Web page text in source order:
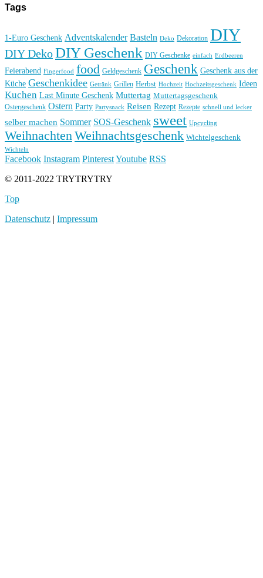
Tags
1-Euro Geschenk Adventskalender Basteln Deko Dekoration DIY
DIY DekoDIY Geschenk DIY Geschenke einfach Erdbeeren
Feierabend Fingerfood food Geldgeschenk Geschenk Geschenk aus der
Küche Geschenkidee Getränk Grillen Herbst Hochzeit Hochzeitsgeschenk Ideen
Kuchen Last Minute Geschenk Muttertag Muttertagsgeschenk
Ostergeschenk Ostern Party Partysnack Reisen Rezept Rezepte schnell und lecker
selber machen Sommer SOS-Geschenk sweet Upcycling
WeihnachtenWeihnachtsgeschenk Wichtelgeschenk
Wichteln
Facebook Instagram PinterestYoutube RSS
© 2011-2022 TRYTRYTRY
Top
Datenschutz | Impressum